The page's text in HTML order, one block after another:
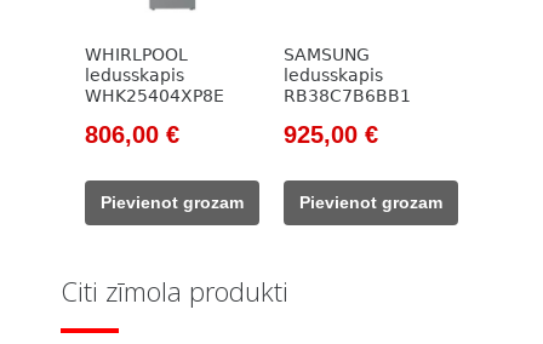
WHIRLPOOL
ledusskapis
WHK25404XP8E
Original
was:
1
806,00 €Current
806,00 €.
Pievienot grozam
SAMSUNG
ledusskapis
RB38C7B6BB1
Original
was:
1
925,00 €Current
925,00 €.
Pievienot grozam
Citi zīmola produkti